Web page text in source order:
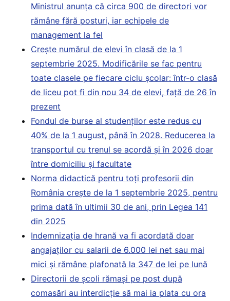
Ministrul anunța că circa 900 de directori vor
rămâne fără posturi, iar echipele de
management la fel
Crește numărul de elevi în clasă de la 1
septembrie 2025. Modificările se fac pentru
toate clasele pe fiecare ciclu școlar: într-o clasă
de liceu pot fi din nou 34 de elevi, față de 26 în
prezent
Fondul de burse al studenților este redus cu
40% de la 1 august, până în 2028. Reducerea la
transportul cu trenul se acordă și în 2026 doar
între domiciliu și facultate
Norma didactică pentru toți profesorii din
România crește de la 1 septembrie 2025, pentru
prima dată în ultimii 30 de ani, prin Legea 141
din 2025
Indemnizația de hrană va fi acordată doar
angajaților cu salarii de 6.000 lei net sau mai
mici și rămâne plafonată la 347 de lei pe lună
Directorii de școli rămași pe post după
comasări au interdicție să mai ia plata cu ora